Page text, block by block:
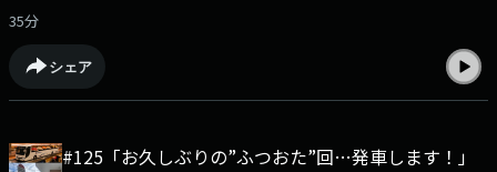
側についていろんな角度からお話を伺っています。Podcast限定のおまけ
企画「バス停探検隊」もあります！podcast版のバス語り記もお楽しみく
ださい！【出演】金子哲也（KBCラジオディレクター）成定竜一さん（高
速バスマーケティング研究所株式会社 代表）沖浜貴彦さん（バス路線探検
35分
シェア
#125「お久しぶりの”ふつおた”回…発車します！」